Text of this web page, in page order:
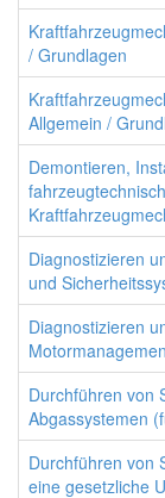
/ Grundlagen
Allgemein /
Demontieren,
Diagnostizieren
und
Diagnostizieren
Durchführen von
Abgassystemen
Durchführen von
eine gesetzliche